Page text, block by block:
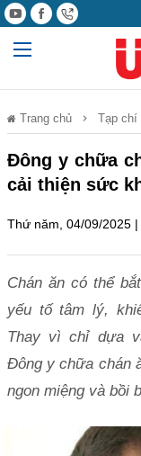
Trang chủ Tạp chí
Đông y chữa
cải thiện sức
Thứ năm, 04/09/2025 |
Chán ăn có thể
yếu tố tâm lý,
Thay vì chỉ dựa
Đông y chữa chán
ngon miệng và bồi